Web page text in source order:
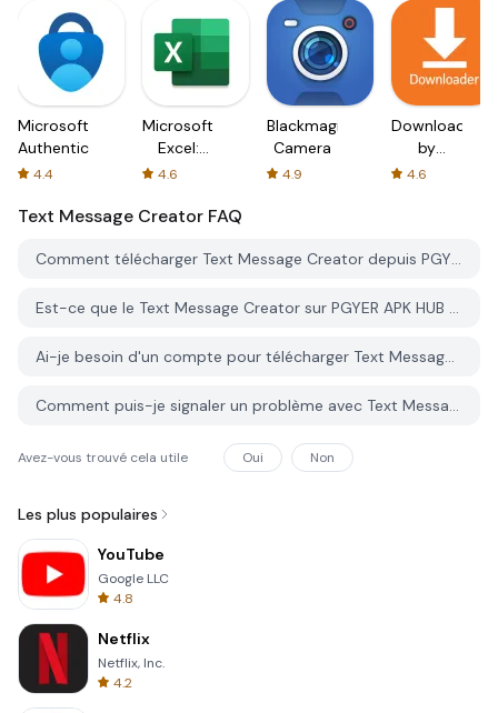
Microsoft
Authenticator
4.4
Microsoft
Excel:
Spreadsheets
4.6
Blackmagic
Camera
4.9
Downloader
by
AFTVnews
4.6
Text Message Creator FAQ
Comment télécharger Text Message Creator depuis PGYER APK HUB?
Est-ce que le Text Message Creator sur PGYER APK HUB est gratuit?
Ai-je besoin d'un compte pour télécharger Text Message Creator depuis PGYER APK HUB?
Comment puis-je signaler un problème avec Text Message Creator sur PGYER APK HUB?
Avez-vous trouvé cela utile Oui Non
Les plus populaires
YouTube
Google LLC
4.8
Netflix
Netflix, Inc.
4.2